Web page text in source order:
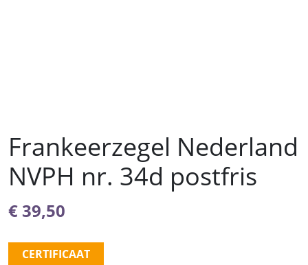
Frankeerzegel Nederland
NVPH nr. 34d postfris
€ 39,50
CERTIFICAAT